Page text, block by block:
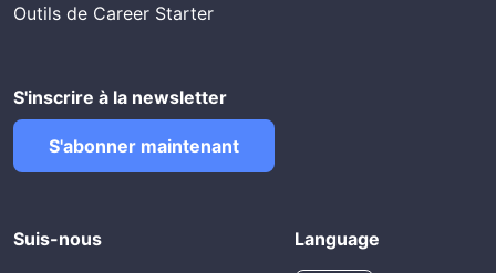
Outils de Career Starter
S'inscrire à la newsletter
S'abonner maintenant
Suis-nous Language